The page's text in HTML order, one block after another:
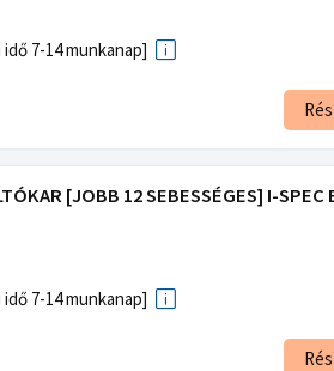
7-14 munkanap]
[JOBB 12 SEBESSÉGES] I-
7-14 munkanap]